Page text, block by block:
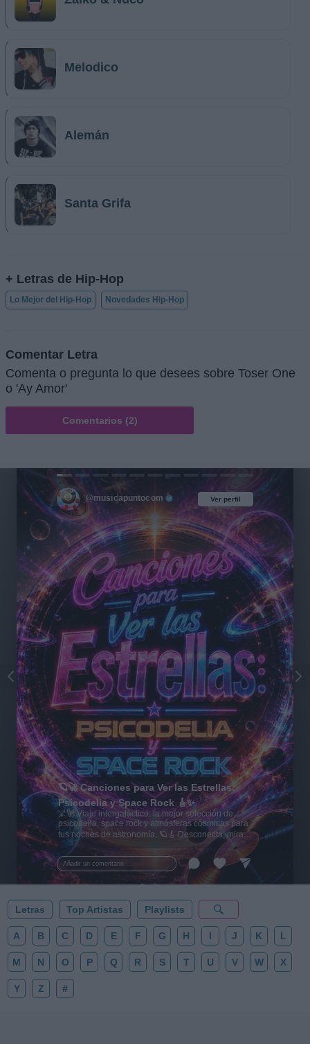
Melodico
Alemán
Santa Grifa
+ Letras de Hip-Hop
Lo Mejor del Hip-Hop Novedades Hip-Hop
Comentar Letra
Comenta o pregunta lo que desees sobre Toser One
o 'Ay Amor'
Comentarios (2)
Ver perfil
@musicapuntocom Ver perfil
Añadir un comentario ...
🪐🚀 Canciones para Ver las Estrellas:
Psicodelia y Space Rock 🎸✨
🌌🚀 Viaje intergaláctico: la mejor selección de
psicodelia, space rock y atmósferas cósmicas para
tus noches de astronomía. 🪐🎸 Desconecta, mira
al firmamento y siente la gravedad cero. 💾 ¡Guarda
esta colección para tu próxima noche estrellada!
✨⭐
Letras Top Artistas Playlists
A B C D E F G H I J K L
M N O P Q R S T U V W X
Y Z #